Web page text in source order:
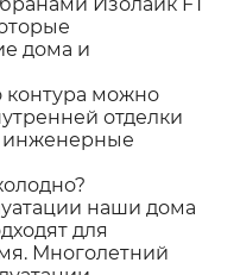
дома и
контура можно
отделки
инженерные
наши дома
для
Многолетний